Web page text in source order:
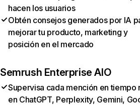
hacen los usuarios
Obtén consejos generados por IA
mejorar tu producto, marketing y
posición en el mercado
Semrush Enterprise AIO
Supervisa cada mención en tiempo
en ChatGPT, Perplexity, Gemini,